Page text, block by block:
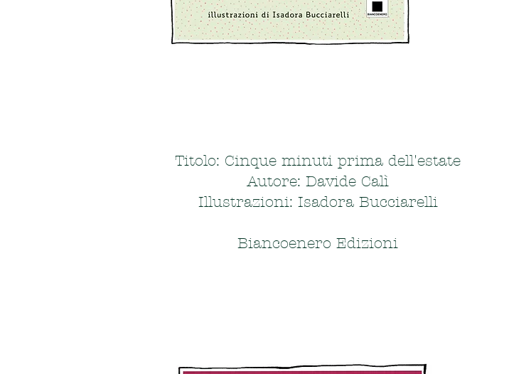
Titolo: Cinque minuti prima dell'estate
Autore: Davide Calì
Illustrazioni: Isadora Bucciarelli
Biancoenero Edizioni